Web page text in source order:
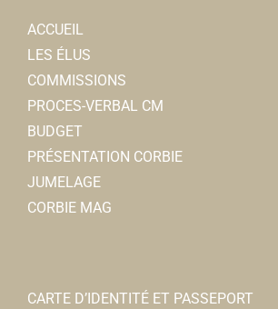
ACCUEIL
LES ÉLUS
COMMISSIONS
PROCES-VERBAL CM
BUDGET
PRÉSENTATION CORBIE
JUMELAGE
CORBIE MAG
CARTE D’IDENTITÉ ET PASSEPORT